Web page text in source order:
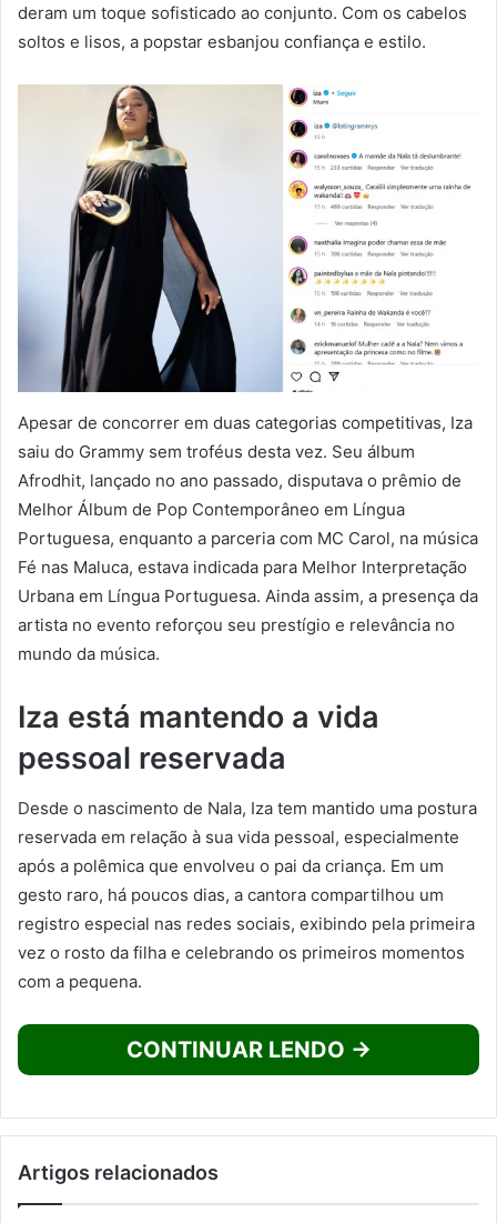
deram um toque sofisticado ao conjunto. Com os cabelos
soltos e lisos, a popstar esbanjou confiança e estilo.
Apesar de concorrer em duas categorias competitivas, Iza
saiu do Grammy sem troféus desta vez. Seu álbum
Afrodhit, lançado no ano passado, disputava o prêmio de
Melhor Álbum de Pop Contemporâneo em Língua
Portuguesa, enquanto a parceria com MC Carol, na música
Fé nas Maluca, estava indicada para Melhor Interpretação
Urbana em Língua Portuguesa. Ainda assim, a presença da
artista no evento reforçou seu prestígio e relevância no
mundo da música.
Iza está mantendo a vida
pessoal reservada
Desde o nascimento de Nala, Iza tem mantido uma postura
reservada em relação à sua vida pessoal, especialmente
após a polêmica que envolveu o pai da criança. Em um
gesto raro, há poucos dias, a cantora compartilhou um
registro especial nas redes sociais, exibindo pela primeira
vez o rosto da filha e celebrando os primeiros momentos
com a pequena.
CONTINUAR LENDO →
Artigos relacionados